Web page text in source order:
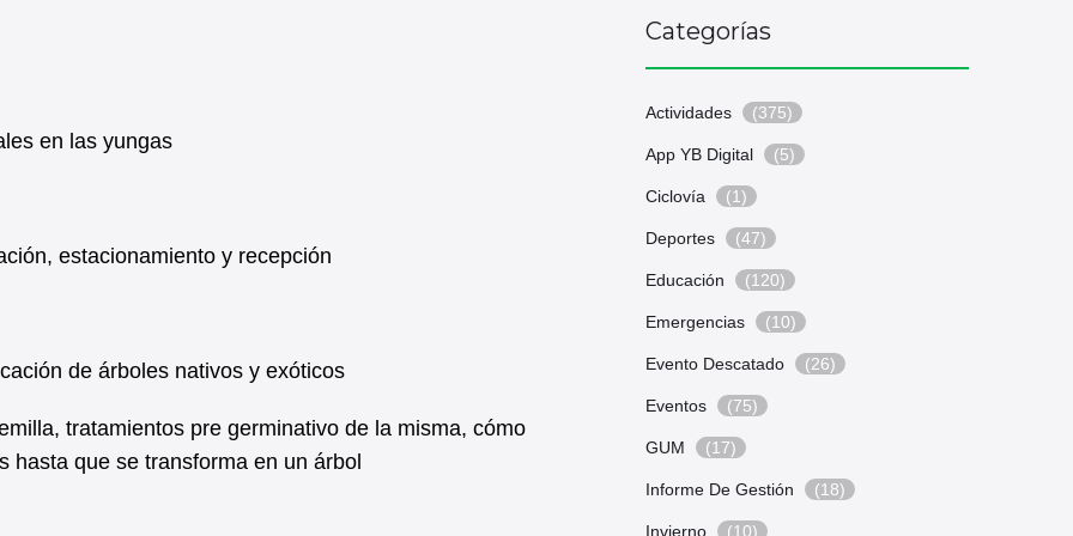
en las yungas
estacionamiento y recepción
de árboles nativos y exóticos
tratamientos pre germinativo de la misma, cómo
hasta que se transforma en un árbol
Categorías
Actividades (375)
App YB Digital (5)
Ciclovía (1)
Deportes (47)
Educación (120)
Emergencias (10)
Evento Descatado (26)
Eventos (75)
GUM (17)
Informe De Gestión (18)
Invierno (10)